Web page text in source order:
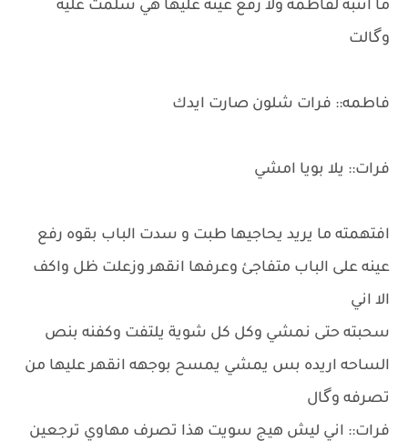
ما انتبه لفاطمه ولا رفع عينه عليها هي سلمت عليه
وگالت
فاطمه:: فرات شلون صارت ايدك
فرات:: يلا بويا امشي
افتهمته ما يريد يحاجيها طبت و سدت الباب بقوه رفع
عينه على الباب متفاجئ وعرفها انقهر وزعلت ظل واكف
الا اني
سحبته حتى نمشي وكل كل شوية يلتفت وكفنه بنص
الساحه اريده بس يمشي يمسح بوجهه انقهر عليها من
تصرفه وگال
فرات:: اني ليش هيج سويت هذا تصرف مهاوي ترجعين